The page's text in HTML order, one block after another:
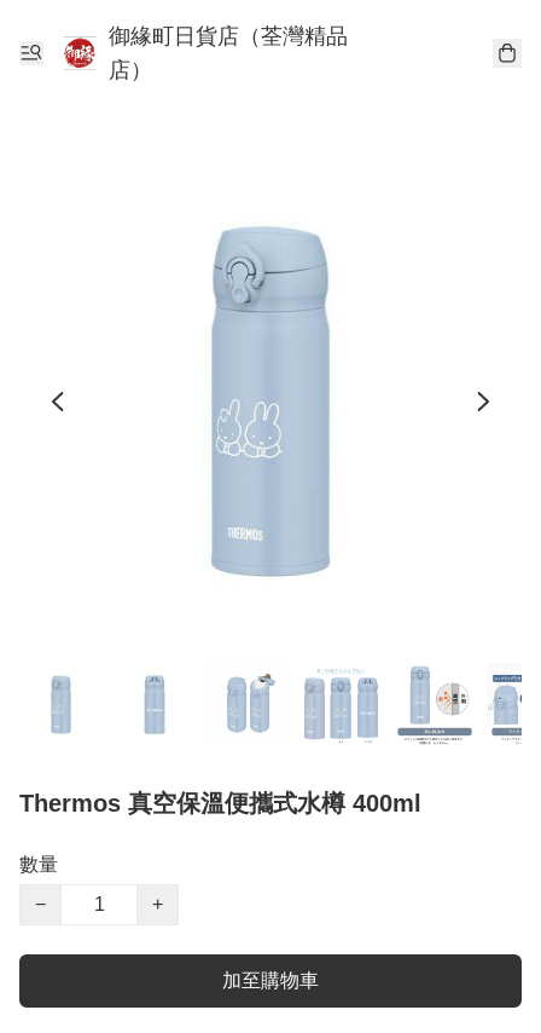
御緣町日貨店（荃灣精品
店）
Thermos 真空保溫便攜式水樽 400ml
數量
−
+
加至購物車